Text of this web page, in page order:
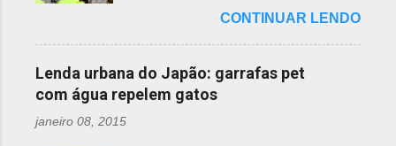
são arredondadas. - Pessegueiro -
árvores do pessegueiro são mais
baixas, geralmente apresen...
para ajudá-lo nessa tarefa. Eis que
estava ele semeando e, de repente,
viu uma cobra rastejando no chão.
Sei percebeu que a cobra deslizou
na água, no entanto, existem
diferenças. Nenúfar brota na água e
flor de lotus no chão lodoso que,
popularmente, dizemos brejo. Vou
explicar de maneira bem objetiva,
qual a diferença entre o nenúfar -
CONTINUAR LENDO
Lenda urbana do Japão: garrafas pet
com água repelem gatos
janeiro 08, 2015